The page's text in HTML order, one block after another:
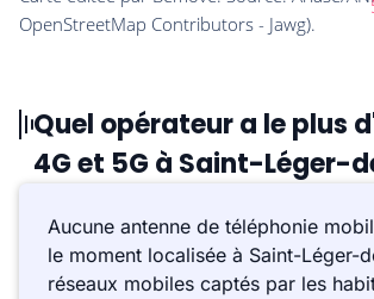
Quel opérateur a le plus
4G et 5G à Saint-Léger-
Aucune antenne de téléphonie
le moment localisée à Saint-Léger-
réseaux mobiles captés par les